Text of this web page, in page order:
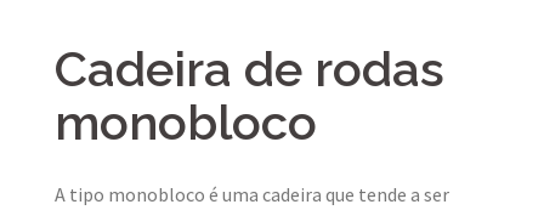
Cadeira de rodas
monobloco
A tipo monobloco é uma cadeira que tende a ser